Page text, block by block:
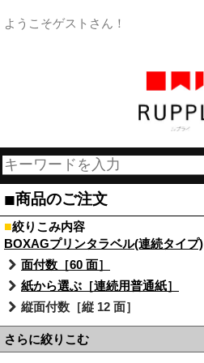
ようこそゲストさん！
■商品のご注文
■絞りこみ内容
BOXAGプリンタラベル(連続タイプ)
面付数［60 面］
紙から選ぶ［連続用普通紙］
縦面付数［縦 12 面］
さらに絞りこむ